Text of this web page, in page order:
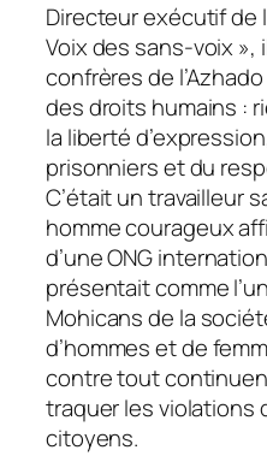
Directeur exécutif de
Voix des sans-voix »,
confrères de
des droits humains :
la liberté
prisonniers et du
C’était un travailleur
homme courageux
d’une ONG
présentait comme
Mohicans de la
d’hommes et de
contre tout
traquer les violations
citoyens.